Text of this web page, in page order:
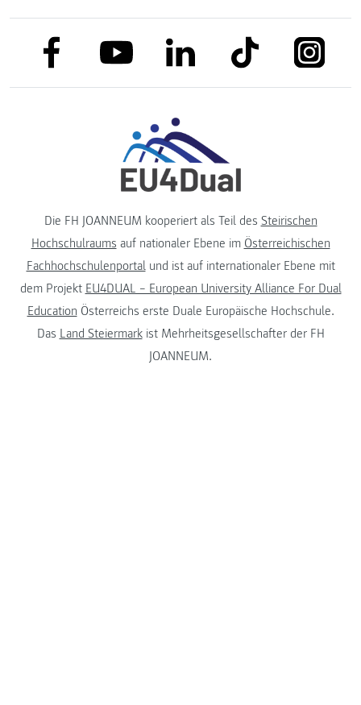
link to facebooklink to youtubelink to linkedinlink to tiktok
Die FH JOANNEUM kooperiert als Teil des Steirischen
Hochschulraums auf nationaler Ebene im Österreichischen
Fachhochschulenportalund ist auf internationaler Ebene mit
dem Projekt EU4DUAL – European University Alliance For Dual
Education Österreichs erste Duale Europäische Hochschule.
Das Land Steiermarkist Mehrheitsgesellschafter der FH
JOANNEUM.